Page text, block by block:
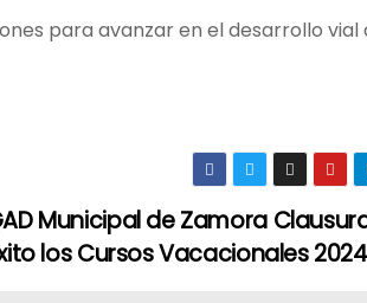
para avanzar en el desarrollo vial
Municipal de Zamora
los Cursos Vacacionales 2024